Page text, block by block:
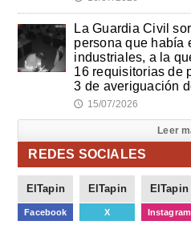
La Guardia Civil
persona que había
industriales, a la
16 requisitorias de
3 de averiguación
🕔 15/07/2026
Leer
REDES SOCIALES
ElTapin
Facebook
ElTapin
X
ElTapin
Instagram